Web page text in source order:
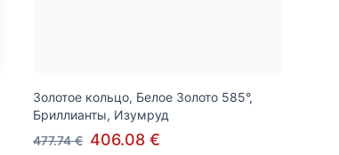
Золотое кольцо, Белое Золото 585°,
Бриллианты, Изумруд
477.74 € 406.08 €